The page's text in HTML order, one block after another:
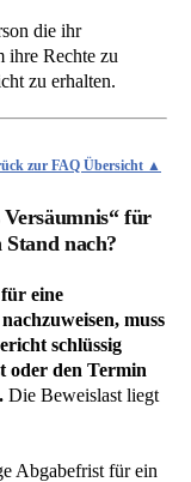
die ihr
ihre Rechte zu
zu erhalten.
zur FAQ Übersicht
Versäumnis“ für
nach?
eine
muss
schlüssig
oder den Termin
Die Beweislast liegt
Abgabefrist für ein